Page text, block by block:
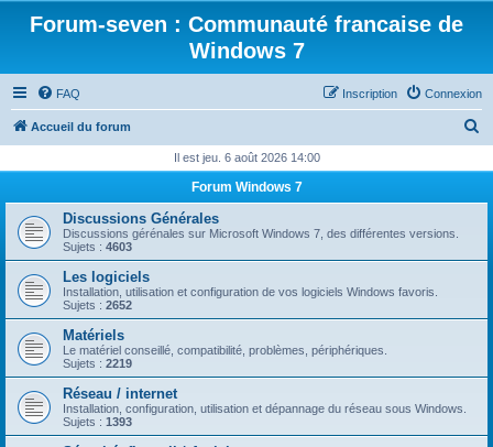
Forum-seven : Communauté francaise de
Windows 7
FAQ Connexion
Inscription
Accueil du forum
h
r
Il est jeu. 6 août 2026 14:00
Forum Windows 7
Discussions Générales
Discussions gérénales sur Microsoft Windows 7, des différentes versions.
Sujets : 4603
Les logiciels
Installation, utilisation et configuration de vos logiciels Windows favoris.
Sujets : 2652
Matériels
Le matériel conseillé, compatibilité, problèmes, périphériques.
Sujets : 2219
Réseau / internet
Installation, configuration, utilisation et dépannage du réseau sous Windows.
Sujets : 1393